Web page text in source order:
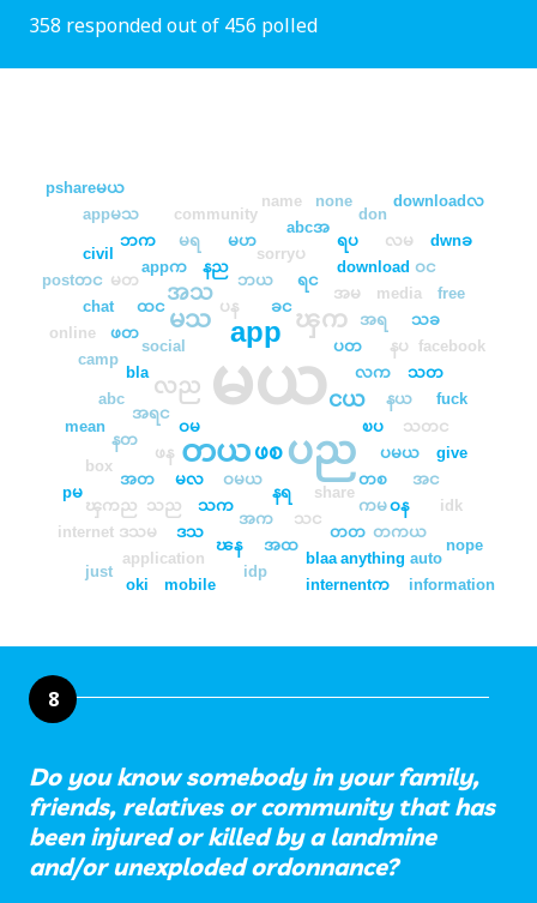
358 responded out of 456 polled
မယ
ပည
တယ
app ၾက
မသ
ငယ
ဖစ
လည
အသ
ပတ
ဝမ
ပန
ဝမယ
ခင
မလ
အမ
အရ
လက
ၿပ
share
social
တစ
နရ
ဖန
ဘယ ရင
သက
သည
အရင
appက download
media
ကမ
ထင
နည
နပ
နယ
ပမယ
ဝန
သင
အက
အတ
bla
sorryပ
တကယ
တတ
ဒသ
ဒသမ
နတ
ဖတ
ဘက
မတ
မရ မဟ ရပ လမ
ဝင
သခ
သတ
သတင
အင
အထ
ၽန
ၾကည
abc
abcအ
anything
application
appမသ
auto
blaa
box
camp
chat
civil
community don
downloadလ
dwnခ
facebook
free
fuck
give
idk
idp
information
internentက
internet
just
mean
mobile
name none
nope
oki
online
postတင
pshareမယ
pမ
8
Do you know somebody in your family,
friends, relatives or community that has
been injured or killed by a landmine
and/or unexploded ordonnance?